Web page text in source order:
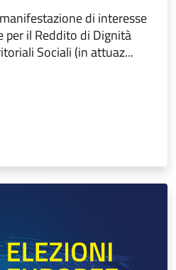
di interesse
il Reddito di Dignità
Sociali (in attuaz...